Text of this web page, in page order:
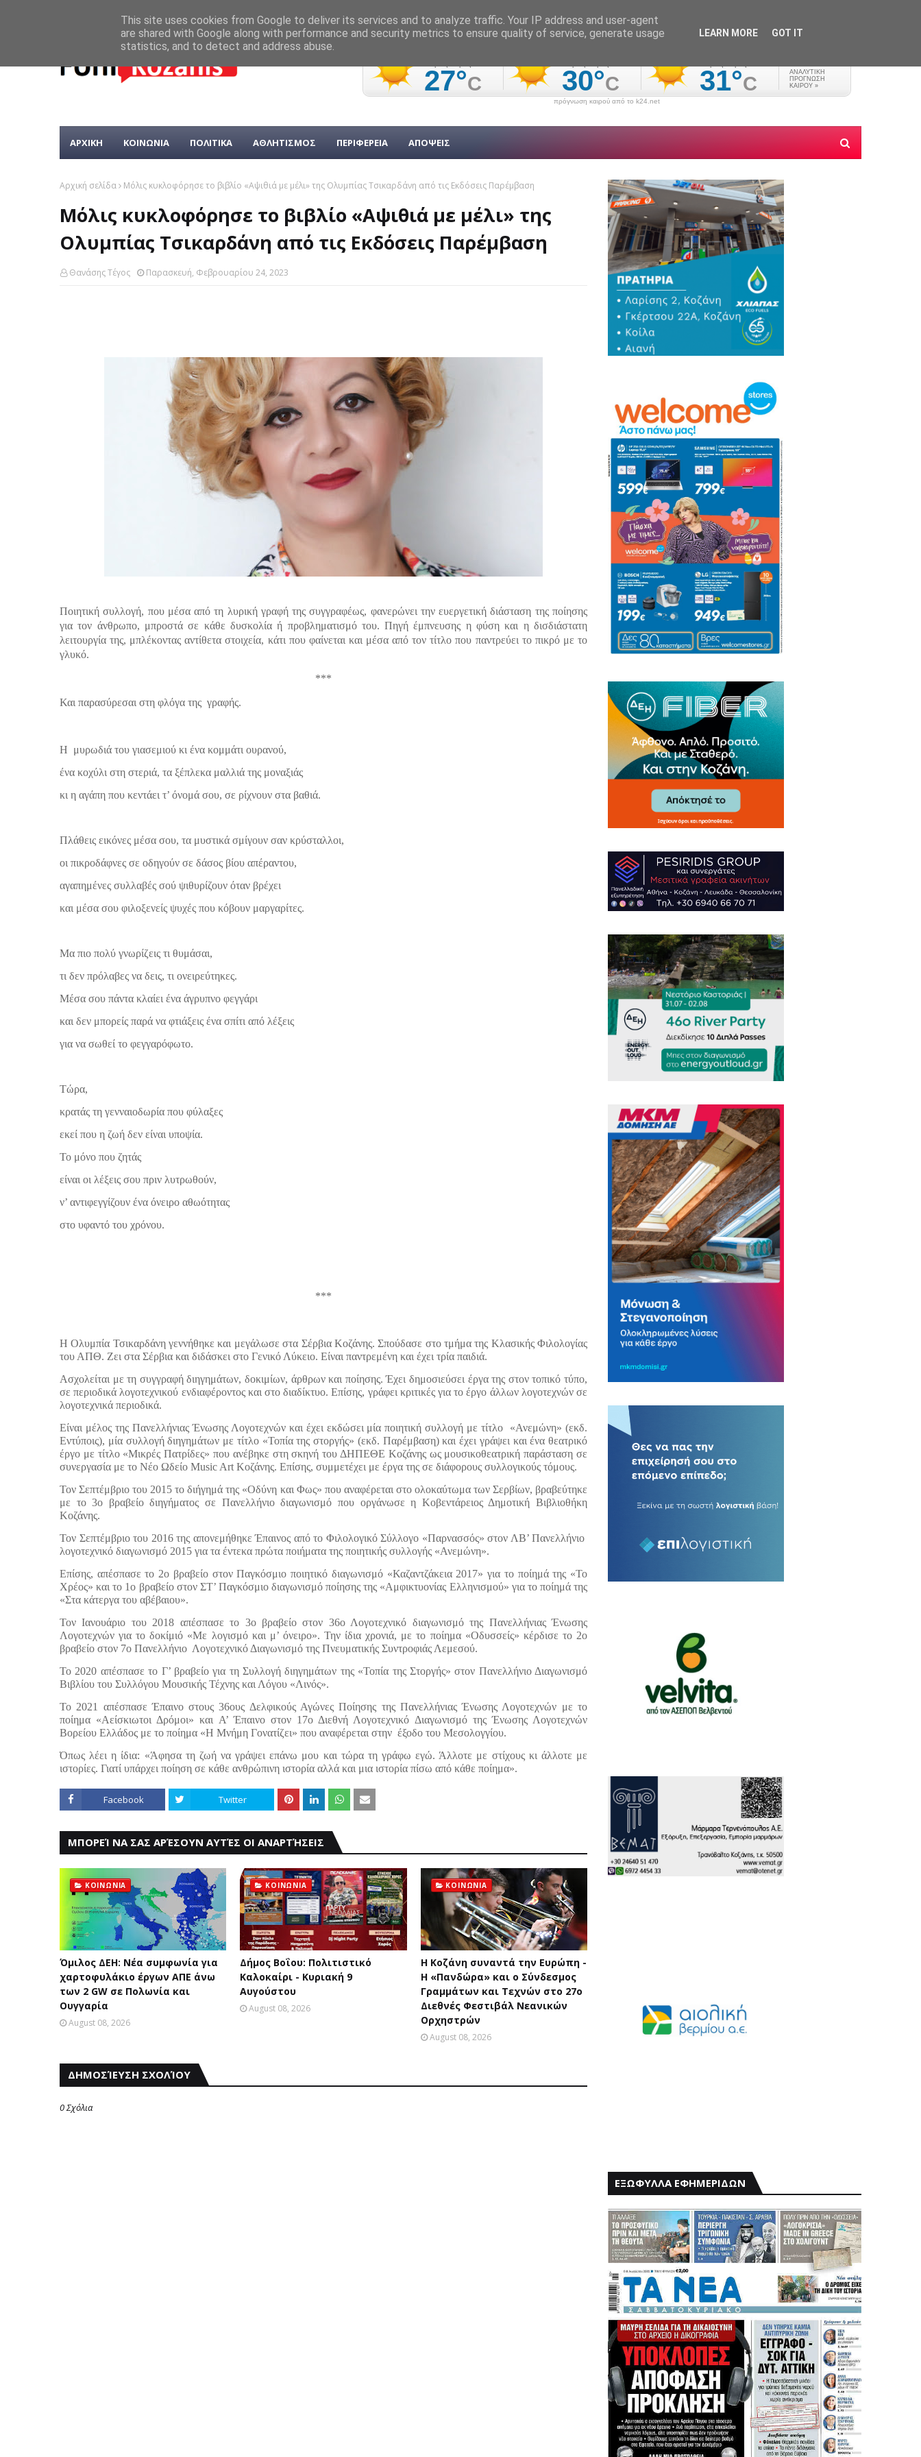
πρόγνωση καιρού από το k24.net
ΑΡΧΙΚΗ ΚΟΙΝΩΝΙΑ ΠΟΛΙΤΙΚΑ ΑΘΛΗΤΙΣΜΟΣ ΠΕΡΙΦΕΡΕΙΑ ΑΠΟΨΕΙΣ
Αρχική σελίδα Μόλις κυκλοφόρησε το βιβλίο «Αψιθιά με μέλι» της Ολυμπίας Τσικαρδάνη από τις Εκδόσεις Παρέμβαση
Μόλις κυκλοφόρησε το βιβλίο «Αψιθιά με μέλι» της
Ολυμπίας Τσικαρδάνη από τις Εκδόσεις Παρέμβαση
Θανάσης Τέγος Παρασκευή, Φεβρουαρίου 24, 2023
Ποιητική συλλογή, που μέσα από τη λυρική γραφή της συγγραφέως, φανερώνει την ευεργετική διάσταση της ποίησης
για τον άνθρωπο, μπροστά σε κάθε δυσκολία ή προβληματισμό του. Πηγή έμπνευσης η φύση και η δισδιάστατη
λειτουργία της, μπλέκοντας αντίθετα στοιχεία, κάτι που φαίνεται και μέσα από τον τίτλο που παντρεύει το πικρό με το
γλυκό.
***
Και παρασύρεσαι στη φλόγα της γραφής.
Η μυρωδιά του γιασεμιού κι ένα κομμάτι ουρανού,
ένα κοχύλι στη στεριά, τα ξέπλεκα μαλλιά της μοναξιάς
κι η αγάπη που κεντάει τ’ όνομά σου, σε ρίχνουν στα βαθιά.
Πλάθεις εικόνες μέσα σου, τα μυστικά σμίγουν σαν κρύσταλλοι,
οι πικροδάφνες σε οδηγούν σε δάσος βίου απέραντου,
αγαπημένες συλλαβές σού ψιθυρίζουν όταν βρέχει
και μέσα σου φιλοξενείς ψυχές που κόβουν μαργαρίτες.
Μα πιο πολύ γνωρίζεις τι θυμάσαι,
τι δεν πρόλαβες να δεις, τι ονειρεύτηκες.
Μέσα σου πάντα κλαίει ένα άγρυπνο φεγγάρι
και δεν μπορείς παρά να φτιάξεις ένα σπίτι από λέξεις
για να σωθεί το φεγγαρόφωτο.
Τώρα,
κρατάς τη γενναιοδωρία που φύλαξες
εκεί που η ζωή δεν είναι υποψία.
Το μόνο που ζητάς
είναι οι λέξεις σου πριν λυτρωθούν,
ν’ αντιφεγγίζουν ένα όνειρο αθωότητας
στο υφαντό του χρόνου.
***
Η Ολυμπία Τσικαρδάνη γεννήθηκε και μεγάλωσε στα Σέρβια Κοζάνης. Σπούδασε στο τμήμα της Κλασικής Φιλολογίας
του ΑΠΘ. Ζει στα Σέρβια και διδάσκει στο Γενικό Λύκειο. Είναι παντρεμένη και έχει τρία παιδιά.
Ασχολείται με τη συγγραφή διηγημάτων, δοκιμίων, άρθρων και ποίησης. Έχει δημοσιεύσει έργα της στον τοπικό τύπο,
σε περιοδικά λογοτεχνικού ενδιαφέροντος και στο διαδίκτυο. Επίσης, γράφει κριτικές για το έργο άλλων λογοτεχνών σε
λογοτεχνικά περιοδικά.
Είναι μέλος της Πανελλήνιας Ένωσης Λογοτεχνών και έχει εκδώσει μία ποιητική συλλογή με τίτλο
«Ανεμώνη» (εκδ.
Εντύποις), μία συλλογή διηγημάτων με τίτλο «Τοπία της στοργής» (εκδ. Παρέμβαση) και έχει γράψει και ένα θεατρικό
έργο με τίτλο «Μικρές Πατρίδες» που ανέβηκε στη σκηνή του ΔΗΠΕΘΕ Κοζάνης ως μουσικοθεατρική παράσταση σε
συνεργασία με το Νέο Ωδείο Music Art Κοζάνης. Επίσης, συμμετέχει με έργα της σε διάφορους συλλογικούς τόμους.
Τον Σεπτέμβριο του 2015 το διήγημά της «Οδύνη και Φως» που αναφέρεται στο ολοκαύτωμα των Σερβίων, βραβεύτηκε
με το 3ο βραβείο διηγήματος σε Πανελλήνιο διαγωνισμό που οργάνωσε η Κοβεντάρειος Δημοτική Βιβλιοθήκη
Κοζάνης.
Τον Σεπτέμβριο του 2016 της απονεμήθηκε Έπαινος από το Φιλολογικό Σύλλογο «Παρνασσός» στον ΛΒ’ Πανελλήνιο
λογοτεχνικό διαγωνισμό 2015 για τα έντεκα πρώτα ποιήματα της ποιητικής συλλογής «Ανεμώνη».
Επίσης, απέσπασε το 2ο βραβείο στον Παγκόσμιο ποιητικό διαγωνισμό «Καζαντζάκεια 2017» για το ποίημά της «Το
Χρέος» και το 1ο βραβείο στον ΣΤ’ Παγκόσμιο διαγωνισμό ποίησης της «Αμφικτυονίας Ελληνισμού» για το ποίημά της
«Στα κάτεργα του αβέβαιου».
Τον Ιανουάριο του 2018 απέσπασε το 3ο βραβείο στον 36ο Λογοτεχνικό διαγωνισμό της Πανελλήνιας Ένωσης
Λογοτεχνών για το δοκίμιό «Με λογισμό και μ’ όνειρο». Την ίδια χρονιά, με το ποίημα «Οδυσσείς» κέρδισε το 2ο
βραβείο στον 7ο Πανελλήνιο Λογοτεχνικό Διαγωνισμό της Πνευματικής Συντροφιάς Λεμεσού.
Το 2020 απέσπασε το Γ’ βραβείο για τη Συλλογή διηγημάτων της «Τοπία της Στοργής» στον Πανελλήνιο Διαγωνισμό
Βιβλίου του Συλλόγου Μουσικής Τέχνης και Λόγου «Λινός».
Το 2021 απέσπασε Έπαινο στους 36ους Δελφικούς Αγώνες Ποίησης της Πανελλήνιας Ένωσης Λογοτεχνών με το
ποίημα «Αείσκιωτοι Δρόμοι» και Α’ Έπαινο στον 17ο Διεθνή Λογοτεχνικό Διαγωνισμό της Ένωσης Λογοτεχνών
Βορείου Ελλάδος με το ποίημα «Η Μνήμη Γονατίζει» που αναφέρεται στην έξοδο του Μεσολογγίου.
Όπως λέει η ίδια: «Άφησα τη ζωή να γράψει επάνω μου και τώρα τη γράφω εγώ. Άλλοτε με στίχους κι άλλοτε με
ιστορίες. Γιατί υπάρχει ποίηση σε κάθε ανθρώπινη ιστορία αλλά και μια ιστορία πίσω από κάθε ποίημα».
Facebook Twitter
ΜΠΟΡΕΊ ΝΑ ΣΑΣ ΑΡΈΣΟΥΝ ΑΥΤΈΣ ΟΙ ΑΝΑΡΤΉΣΕΙΣ
ΚΟΙΝΩΝΙΑ
Όμιλος ΔΕΗ: Νέα συμφωνία για
χαρτοφυλάκιο έργων ΑΠΕ άνω
των 2 GW σε Πολωνία και
Ουγγαρία
August 08, 2026
ΚΟΙΝΩΝΙΑ
Δήμος Βοΐου: Πολιτιστικό
Καλοκαίρι - Κυριακή 9
Αυγούστου
August 08, 2026
ΚΟΙΝΩΝΙΑ
Η Κοζάνη συναντά την Ευρώπη -
Η «Πανδώρα» και ο Σύνδεσμος
Γραμμάτων και Τεχνών στο 27ο
Διεθνές Φεστιβάλ Νεανικών
Ορχηστρών
August 08, 2026
ΔΗΜΟΣΊΕΥΣΗ ΣΧΟΛΊΟΥ
0 Σχόλια
ΕΞΩΦΥΛΛΑ ΕΦΗΜΕΡΙΔΩΝ
This site uses cookies from Google to deliver its services and to analyze traffic. Your IP address and user-agent
are shared with Google along with performance and security metrics to ensure quality of service, generate usage
statistics, and to detect and address abuse.
LEARN MORE GOT IT